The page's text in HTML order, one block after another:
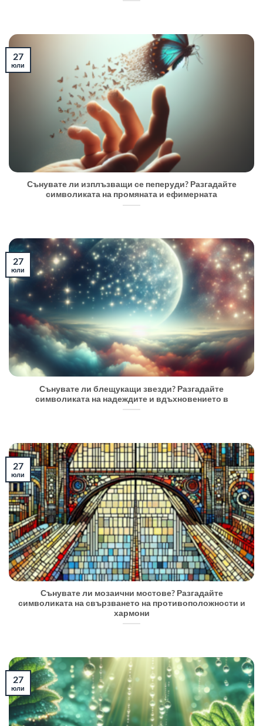
Сънувате ли изплъзващи се пеперуди? Разгадайте
символиката на промяната и ефимерната
27
юли
Сънувате ли блещукащи звезди? Разгадайте
символиката на надеждите и вдъхновението в
27
юли
Сънувате ли мозаични мостове? Разгадайте
символиката на свързването на противоположности и
хармони
27
юли
27
юли